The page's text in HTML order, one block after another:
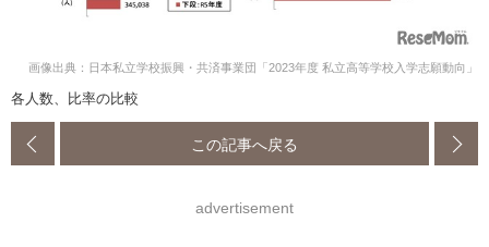
画像出典：日本私立学校振興・共済事業団「2023年度 私立高等学校入学志願動向」
各人数、比率の比較
この記事へ戻る
advertisement